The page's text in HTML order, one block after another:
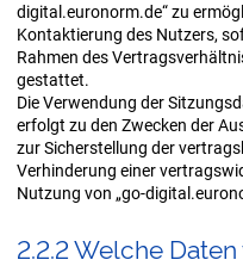
digital.euronorm.de“ zu
Kontaktierung des Nutzers,
Rahmen des
gestattet.
Die Verwendung der
erfolgt zu den Zwecken der
zur Sicherstellung der
Verhinderung einer
Nutzung von „go-
2.2.2 Wel­che